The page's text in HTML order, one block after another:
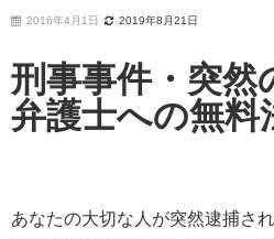
2016年4月1日 2019年8月21日
刑事事件・突然
弁護士への無料
あなたの大切な人が突然逮捕さ